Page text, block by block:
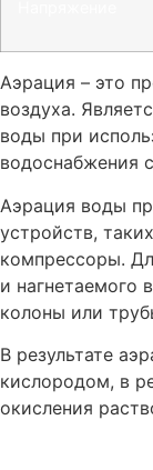
Аэрация – это
воздуха.
воды при
водоснабжения
Аэрация воды
устройств,
компрессоры.
и нагнетаемого
колоны или
В результате
кислородом, в
окисления